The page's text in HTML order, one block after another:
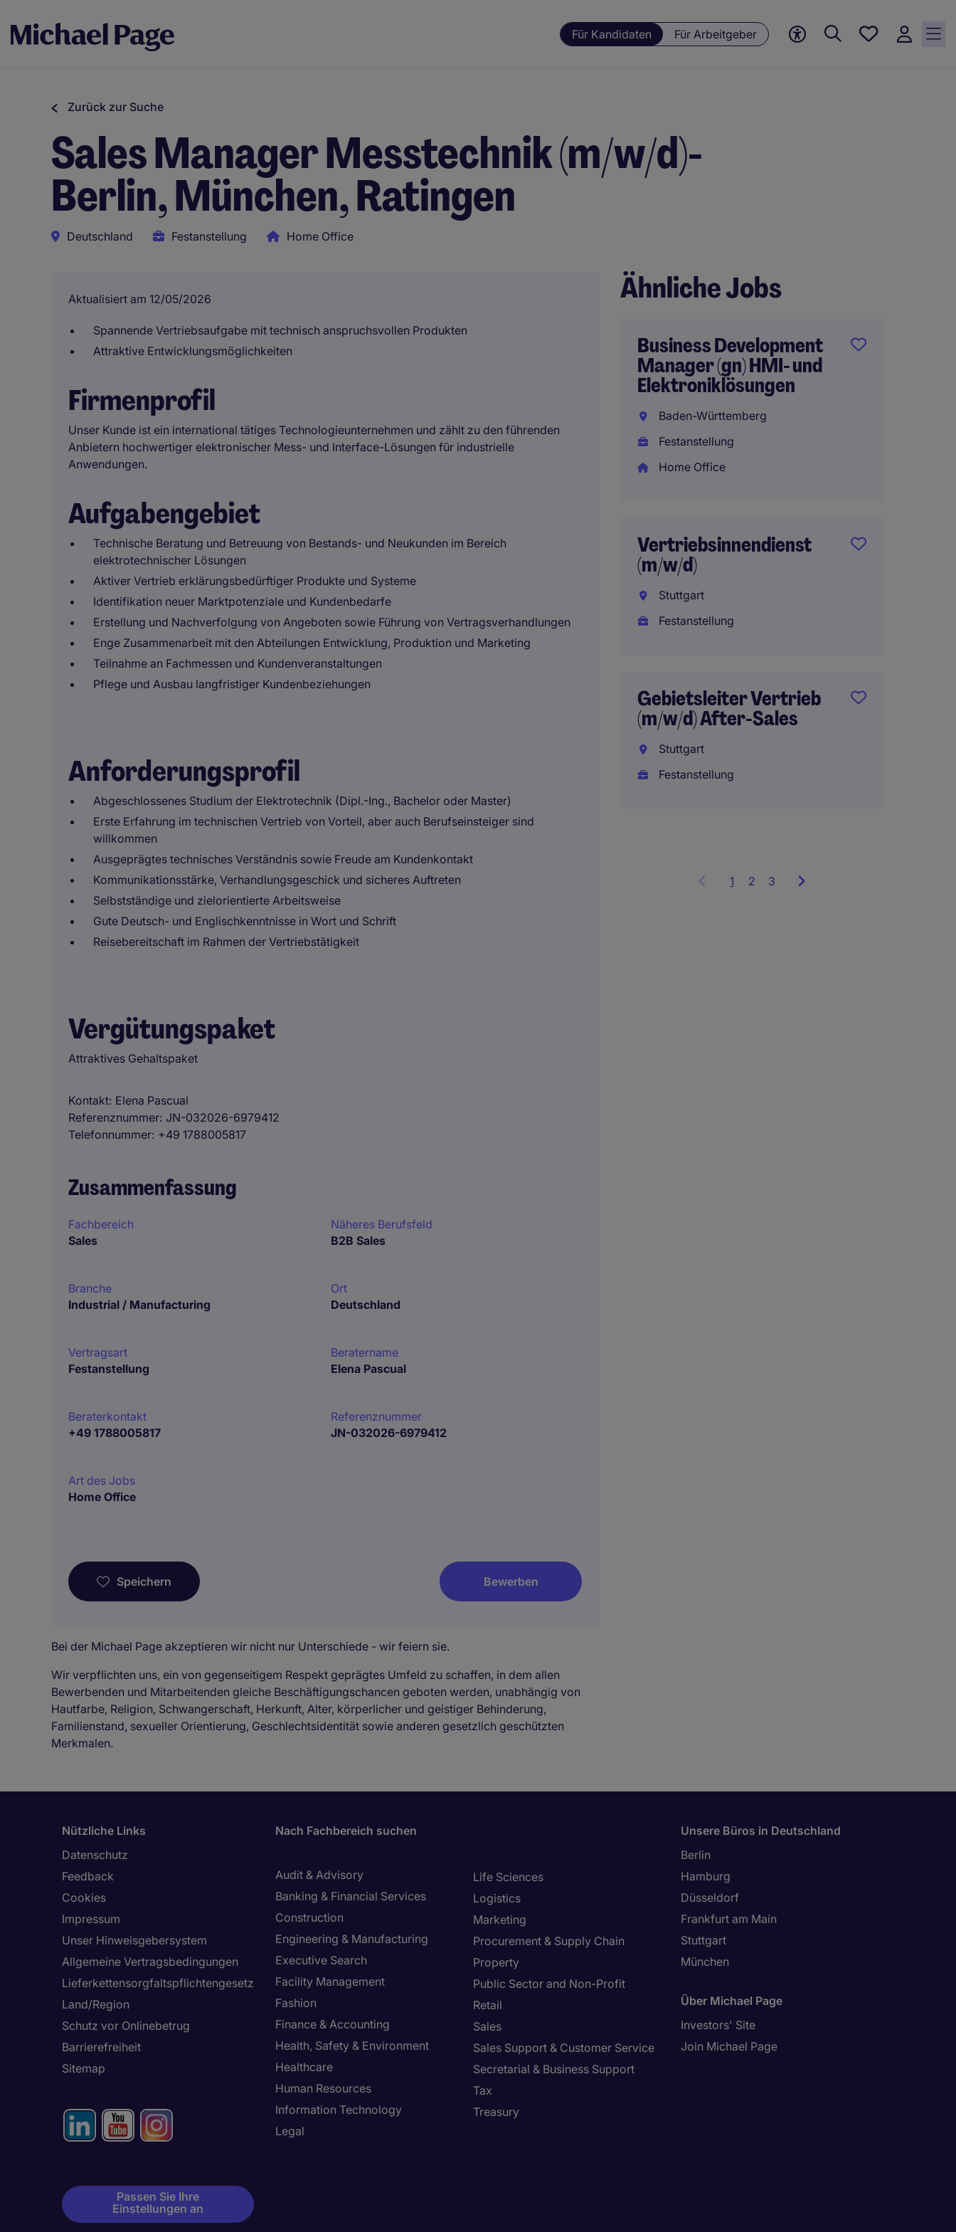
Für Kandidaten Für Arbeitgeber
Meine
Zurück zur Suche
Sales Manager Messtechnik (m/w/d)-
Berlin, München, Ratingen
Deutschland Festanstellung Home Office
Aktualisiert am 12/05/2026
Spannende Vertriebsaufgabe mit technisch anspruchsvollen Produkten
Attraktive Entwicklungsmöglichkeiten
Firmenprofil
Unser Kunde ist ein international tätiges Technologieunternehmen und zählt zu den führenden
Anbietern hochwertiger elektronischer Mess- und Interface-Lösungen für industrielle
Anwendungen.
Aufgabengebiet
Technische Beratung und Betreuung von Bestands- und Neukunden im Bereich
elektrotechnischer Lösungen
Aktiver Vertrieb erklärungsbedürftiger Produkte und Systeme
Identifikation neuer Marktpotenziale und Kundenbedarfe
Erstellung und Nachverfolgung von Angeboten sowie Führung von Vertragsverhandlungen
Enge Zusammenarbeit mit den Abteilungen Entwicklung, Produktion und Marketing
Teilnahme an Fachmessen und Kundenveranstaltungen
Pflege und Ausbau langfristiger Kundenbeziehungen
Anforderungsprofil
Abgeschlossenes Studium der Elektrotechnik (Dipl.-Ing., Bachelor oder Master)
Erste Erfahrung im technischen Vertrieb von Vorteil, aber auch Berufseinsteiger sind
willkommen
Ausgeprägtes technisches Verständnis sowie Freude am Kundenkontakt
Kommunikationsstärke, Verhandlungsgeschick und sicheres Auftreten
Selbstständige und zielorientierte Arbeitsweise
Gute Deutsch- und Englischkenntnisse in Wort und Schrift
Reisebereitschaft im Rahmen der Vertriebstätigkeit
Vergütungspaket
Attraktives Gehaltspaket
Kontakt Elena Pascual
Referenznummer JN-032026-6979412
Telefonnummer +49 1788005817
Zusammenfassung
Fachbereich
Sales
Näheres Berufsfeld
B2B Sales
Branche
Industrial / Manufacturing
Ort
Deutschland
Vertragsart
Festanstellung
Beratername
Elena Pascual
Beraterkontakt
+49 1788005817
Referenznummer
JN-032026-6979412
Art des Jobs
Home Office
Speichern Bewerben
Bei der Michael Page akzeptieren wir nicht nur Unterschiede - wir feiern sie.
Wir verpflichten uns, ein von gegenseitigem Respekt geprägtes Umfeld zu schaffen, in dem allen
Bewerbenden und Mitarbeitenden gleiche Beschäftigungschancen geboten werden, unabhängig von
Hautfarbe, Religion, Schwangerschaft, Herkunft, Alter, körperlicher und geistiger Behinderung,
Familienstand, sexueller Orientierung, Geschlechtsidentität sowie anderen gesetzlich geschützten
Merkmalen.
Ähnliche Jobs
Business Development
Manager (gn) HMI- und
Elektroniklösungen
Baden-Württemberg
Festanstellung
Home Office
Vertriebsinnendienst
(m/w/d)
Stuttgart
Festanstellung
Gebietsleiter Vertrieb
(m/w/d) After-Sales
Stuttgart
Festanstellung
1 Showing
2 3
Nützliche Links
Datenschutz
Feedback
Cookies
Impressum
Unser Hinweisgebersystem
Allgemeine Vertragsbedingungen
Lieferkettensorgfaltspflichtengesetz
Land/Region
Schutz vor Onlinebetrug
Barrierefreiheit
Sitemap
Passen Sie Ihre
Einstellungen an
Nach Fachbereich suchen
Audit & Advisory
Banking & Financial Services
Construction
Engineering & Manufacturing
Executive Search
Facility Management
Fashion
Finance & Accounting
Health, Safety & Environment
Healthcare
Human Resources
Information Technology
Legal
Life Sciences
Logistics
Marketing
Procurement & Supply Chain
Property
Public Sector and Non-Profit
Retail
Sales
Sales Support & Customer Service
Secretarial & Business Support
Tax
Treasury
Unsere Büros in Deutschland
Berlin
Hamburg
Düsseldorf
Frankfurt am Main
Stuttgart
München
Über Michael Page
Investors' Site
Join Michael Page